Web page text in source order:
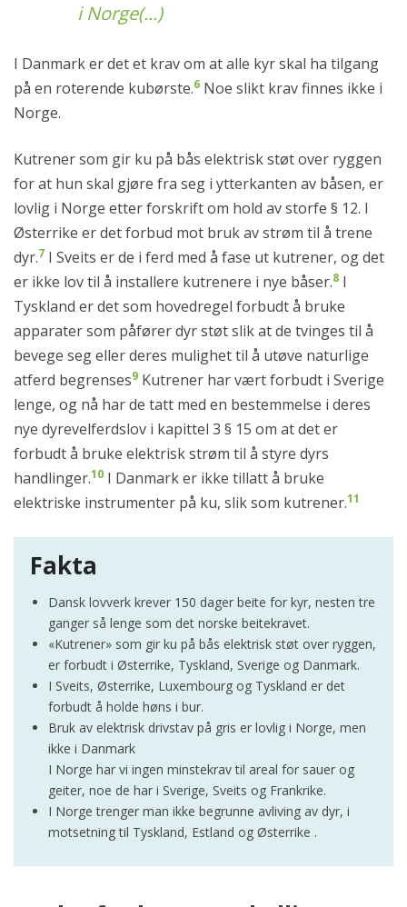
i Norge(...)
I Danmark er det et krav om at alle kyr skal ha tilgang
på en roterende kubørste.6 Noe slikt krav finnes ikke i
Norge.
Kutrener som gir ku på bås elektrisk støt over ryggen
for at hun skal gjøre fra seg i ytterkanten av båsen, er
lovlig i Norge etter forskrift om hold av storfe § 12. I
Østerrike er det forbud mot bruk av strøm til å trene
dyr.7 I Sveits er de i ferd med å fase ut kutrener, og det
er ikke lov til å installere kutrenere i nye båser.8 I
Tyskland er det som hovedregel forbudt å bruke
apparater som påfører dyr støt slik at de tvinges til å
bevege seg eller deres mulighet til å utøve naturlige
atferd begrenses9 Kutrener har vært forbudt i Sverige
lenge, og nå har de tatt med en bestemmelse i deres
nye dyrevelferdslov i kapittel 3 § 15 om at det er
forbudt å bruke elektrisk strøm til å styre dyrs
handlinger.10 I Danmark er ikke tillatt å bruke
elektriske instrumenter på ku, slik som kutrener.11
Fakta
Dansk lovverk krever 150 dager beite for kyr, nesten tre
ganger så lenge som det norske beitekravet.
«Kutrener» som gir ku på bås elektrisk støt over ryggen,
er forbudt i Østerrike, Tyskland, Sverige og Danmark.
I Sveits, Østerrike, Luxembourg og Tyskland er det
forbudt å holde høns i bur.
Bruk av elektrisk drivstav på gris er lovlig i Norge, men
ikke i Danmark
I Norge har vi ingen minstekrav til areal for sauer og
geiter, noe de har i Sverige, Sveits og Frankrike.
I Norge trenger man ikke begrunne avliving av dyr, i
motsetning til Tyskland, Estland og Østerrike .